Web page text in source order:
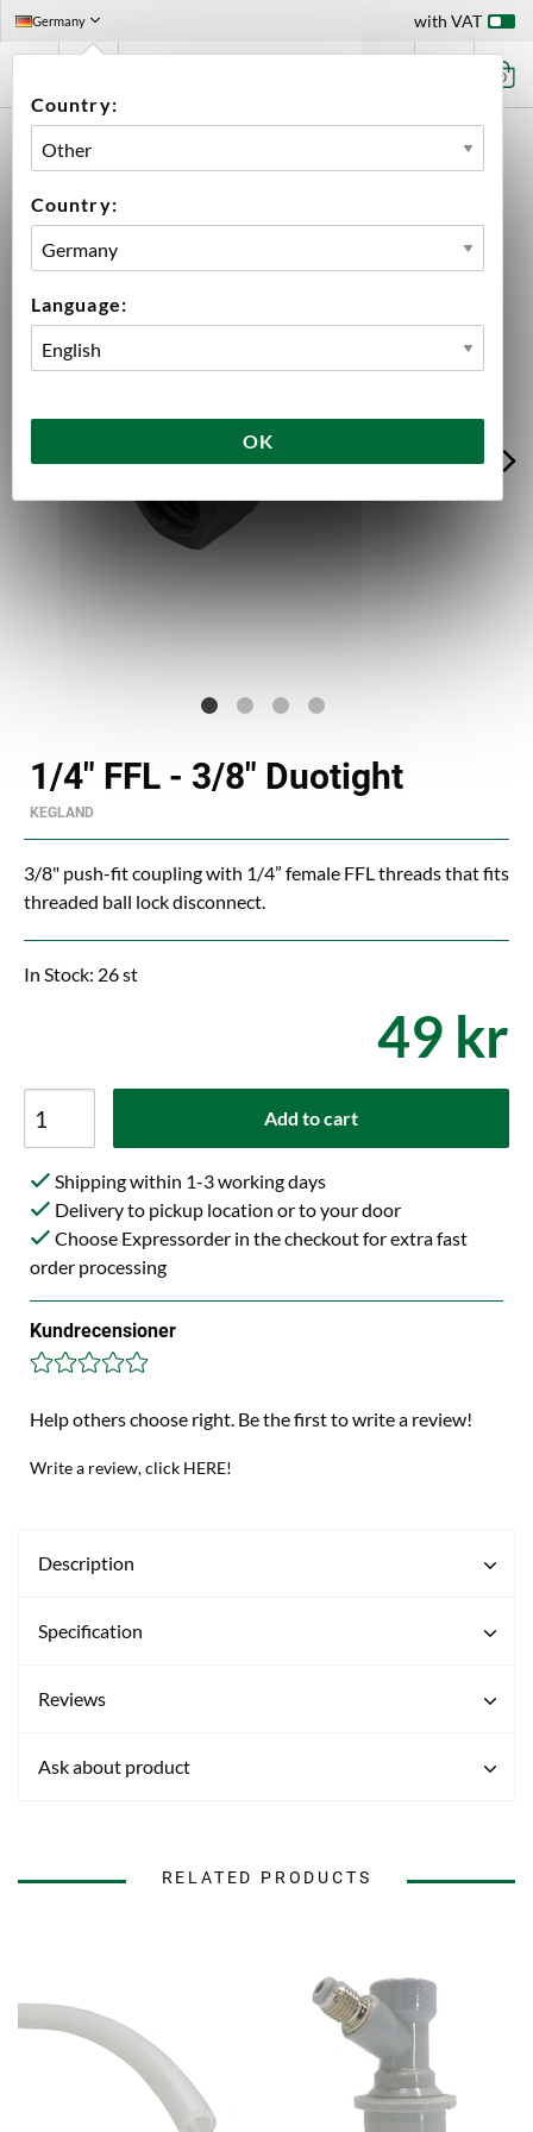
Germany
Country:
Country:
Language:
OK
with VAT
0
1/4" FFL - 3/8" DUOTIGHT
1/4" FFL - 3/8" Duotight
KEGLAND
3/8" push-fit coupling with 1/4” female FFL threads that fits
threaded ball lock disconnect.
In Stock: 26 st
49 kr
Add to cart
Shipping within 1-3 working days
Delivery to pickup location or to your door
Choose Expressorder in the checkout for extra fast
order processing
Kundrecensioner
Help others choose right. Be the first to write a review!
Write a review, click HERE!
Description
Specification
Reviews
Ask about product
RELATED PRODUCTS